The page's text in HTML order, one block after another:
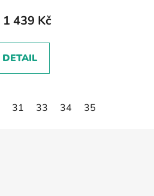
1 439 Kč
DETAIL
31 33 34 35